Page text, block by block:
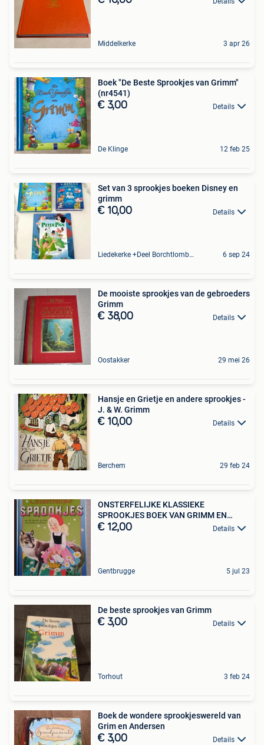
Middelkerke 3 apr 26
Boek "De Beste Sprookjes van Grimm"
(nr4541)
€ 3,00 Details
De Klinge 12 feb 25
Set van 3 sprookjes boeken Disney en
grimm
€ 10,00 Details
Liedekerke +Deel Borchtlombeek 6 sep 24
De mooiste sprookjes van de gebroeders
Grimm
€ 38,00 Details
Oostakker 29 mei 26
Hansje en Grietje en andere sprookjes -
J. & W. Grimm
€ 10,00 Details
Berchem 29 feb 24
ONSTERFELIJKE KLASSIEKE
SPROOKJES BOEK VAN GRIMM EN
ANDERSEN
€ 12,00 Details
Gentbrugge 5 jul 23
De beste sprookjes van Grimm
€ 3,00 Details
Torhout 3 feb 24
Boek de wondere sprookjeswereld van
Grim en Andersen
€ 3,00 Details